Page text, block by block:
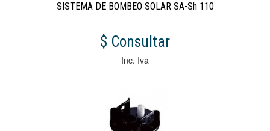
SISTEMA DE BOMBEO SOLAR SA-Sh 110
$ Consultar
Inc. Iva